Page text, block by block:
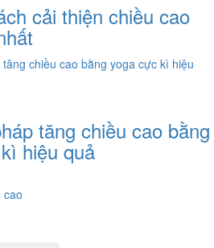
cải thiện chiều cao
tăng chiều cao bằng
hiệu quả
cao